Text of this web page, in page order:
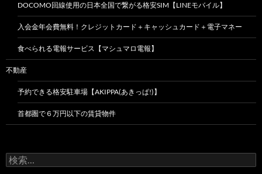
DOCOMO回線使用の日本全国で繋がる格安SIM【LINEモバイル】
入会金年会費無料！クレジットカード＋キャッシュカード＋電子マネー
食べられる電報サービス【マシュマロ電報】
不動産
予約できる格安駐車場【AKIPPA(あきっぱ!)】
首都圏で６万円以下の賃貸物件
検
索: